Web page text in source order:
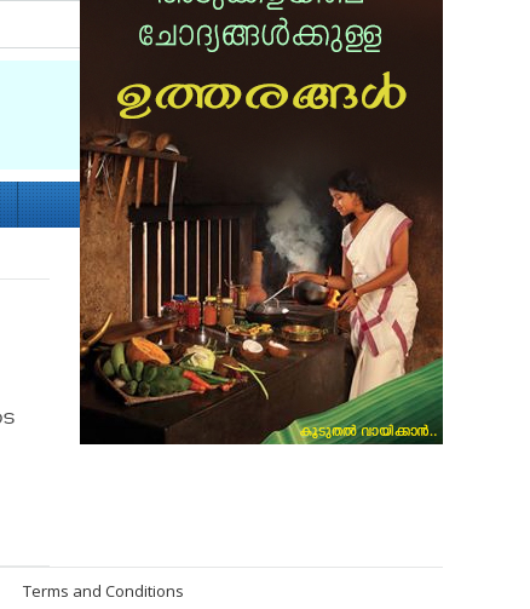
Socialize with us
Terms and Conditions